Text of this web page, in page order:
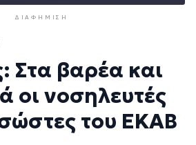
ΔΙΑΦΉΜΙΣΗ
Στα βαρέα και
οι νοσηλευτές
του ΕΚΑΒ